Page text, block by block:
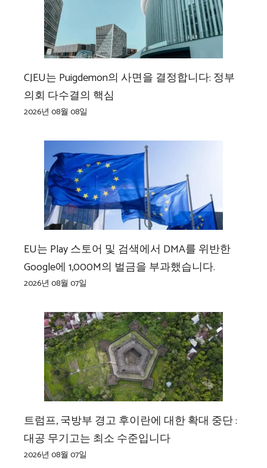
CJEU는 Puigdemon의 사면을 결정합니다: 정부
의회 다수결의 핵심
2026년 08월 08일
EU는 Play 스토어 및 검색에서 DMA를 위반한
Google에 1,000M의 벌금을 부과했습니다.
2026년 08월 07일
트럼프, 국방부 경고 후이란에 대한 확대 중단 :
대공 무기고는 최소 수준입니다
2026년 08월 07일